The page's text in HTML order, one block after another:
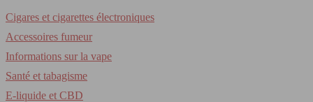
Cigares et cigarettes électroniques
Accessoires fumeur
Informations sur la vape
Santé et tabagisme
E-liquide et CBD